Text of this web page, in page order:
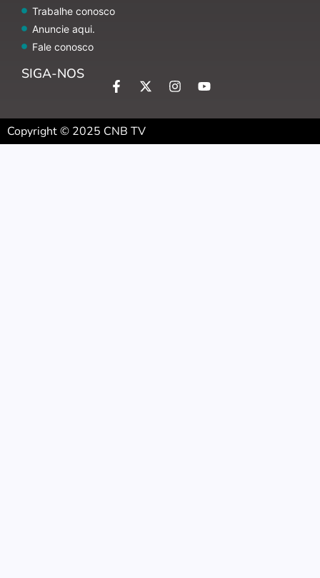
Trabalhe conosco
Anuncie aqui.
Fale conosco
SIGA-NOS
Copyright © 2025 CNB TV